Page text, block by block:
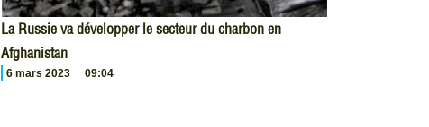
La Russie va développer le secteur du charbon en
Afghanistan
6 mars 2023 09:04